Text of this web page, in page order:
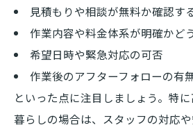
便利屋の相談から作業ま
説
初めての便利屋利用で気
ント
便利屋選びから依頼完了
の流れ
見積もりや相談が無料か確認す
作業内容や料金体系が明確かど
希望日時や緊急対応の可否
作業後のアフターフォローの有
といった点に注目しましょう。特
暮らしの場合は、スタッフの対応